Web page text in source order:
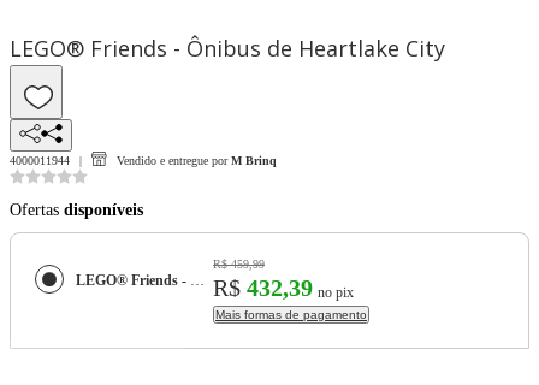
LEGO® Friends - Ônibus de Heartlake City
4000011944 Vendido e entregue por M Brinq
Ofertas disponíveis
LEGO® Friends - Ônibus de Heartlake City
R$ 459,99
R$ 432,39 no pix
Mais formas de pagamento